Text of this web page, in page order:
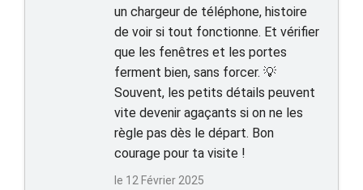
un chargeur de téléphone, histoire
de voir si tout fonctionne. Et vérifier
que les fenêtres et les portes
ferment bien, sans forcer. 💡
Souvent, les petits détails peuvent
vite devenir agaçants si on ne les
règle pas dès le départ. Bon
courage pour ta visite !
le 12 Février 2025